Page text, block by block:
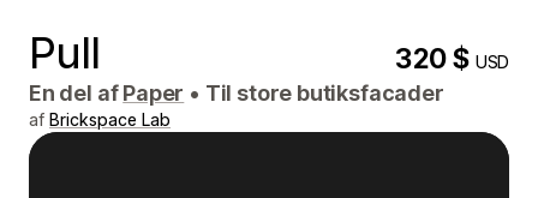
Pull 320 $USD
En del afPaper • Til store butiksfacader
af Brickspace Lab